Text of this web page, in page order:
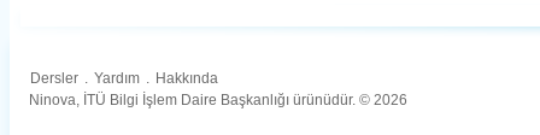
Dersler . Yardım . Hakkında
Ninova, İTÜ Bilgi İşlem Daire Başkanlığı ürünüdür. © 2026